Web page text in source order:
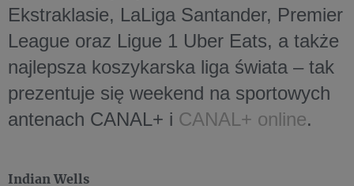
Ekstraklasie, LaLiga Santander, Premier
League oraz Ligue 1 Uber Eats, a także
najlepsza koszykarska liga świata – tak
prezentuje się weekend na sportowych
antenach CANAL+ i CANAL+ online.
Indian Wells